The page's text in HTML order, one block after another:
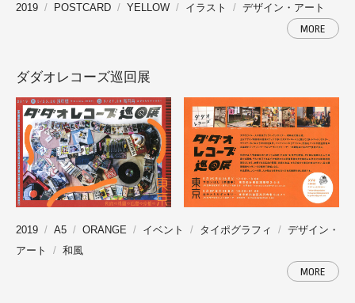
2019 POSTCARD YELLOW イラスト
デザイン・アート
MORE
ダダオレコーズ巡回展
2019 A5 ORANGE イベント タイポグラフィ
デザイン・
アート
和風
MORE